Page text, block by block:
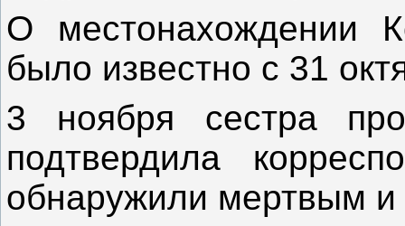
О местонахождении
было известно с 31
3 ноября сестра
подтвердила
обнаружили мертвым и